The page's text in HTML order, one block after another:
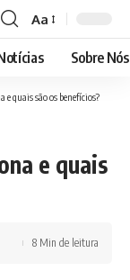
Font
Resizer
Aa
Sobre Nós
e quais são os benefícios?
e quais
8 Min de leitura